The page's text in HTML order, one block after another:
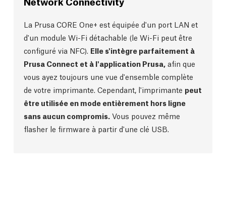
La Prusa CORE One+ est équipée d'un port LAN et
d'un module Wi-Fi détachable (le Wi-Fi peut être
configuré via NFC). Elle s'intègre parfaitement à
Prusa Connect et à l'application Prusa, afin que
vous ayez toujours une vue d'ensemble complète
de votre imprimante. Cependant, l'imprimante peut
être utilisée en mode entièrement hors ligne
sans aucun compromis. Vous pouvez même
flasher le firmware à partir d'une clé USB.